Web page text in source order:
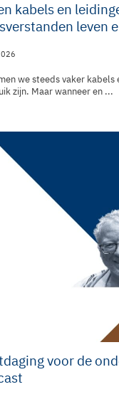
kabels en
leven
we steeds vaker kabels
zijn. Maar wanneer en ...
voor de